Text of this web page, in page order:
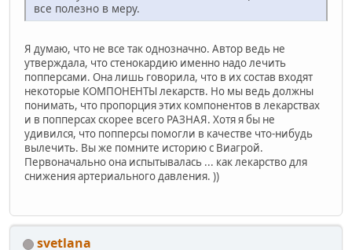
все полезно в меру.
Я думаю, что не все так однозначно. Автор ведь не
утверждала, что стенокардию именно надо лечить
попперсами. Она лишь говорила, что в их состав входят
некоторые КОМПОНЕНТЫ лекарств. Но мы ведь должны
понимать, что пропорция этих компонентов в лекарствах
и в попперсах скорее всего РАЗНАЯ. Хотя я бы не
удивился, что попперсы помогли в качестве что-нибудь
вылечить. Вы же помните историю с Виагрой.
Первоначально она испытывалась ... как лекарство для
снижения артериального давления. ))
svetlana